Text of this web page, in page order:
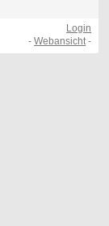
Login
-Webansicht-